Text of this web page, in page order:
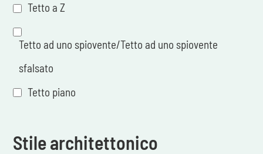
Tetto a Z
Tetto ad uno spiovente/Tetto ad uno spiovente
sfalsato
Tetto piano
Stile architettonico